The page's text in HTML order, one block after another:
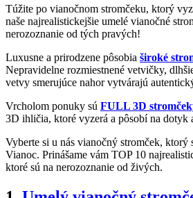
Túžite po vianočnom stromčeku, ktorý
naše najrealistickejšie umelé vianočné
nerozoznanie od tých pravých!
Luxusne a prirodzene pôsobia široké
Nepravidelne rozmiestnené vetvičky,
vetvy smerujúce nahor vytvárajú
Vrcholom ponuky sú FULL 3D
3D ihličia, ktoré vyzerá a pôsobí na dotyk
Vyberte si u nás vianočný stromček, ktorý
Vianoc. Prinášame vám TOP 10
ktoré sú na nerozoznanie od živých.